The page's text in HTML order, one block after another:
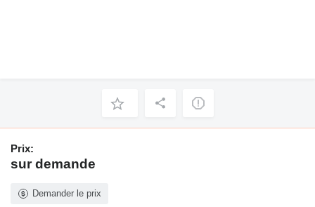
Prix:
sur demande
Demander le prix